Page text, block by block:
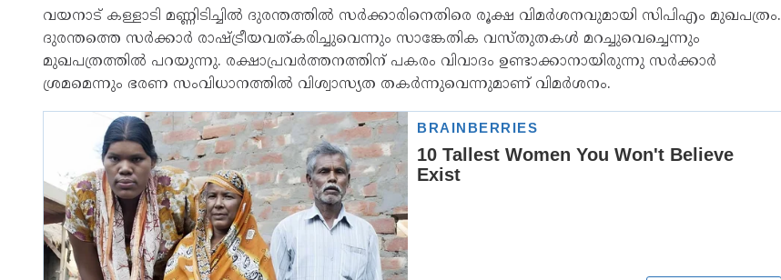
വയനാട് കള്ളാടി മണ്ണിടിച്ചില്‍ ദുരന്തത്തില്‍ സര്‍ക്കാരിനെതിരെ രൂക്ഷ വിമര്‍ശനവുമായി സിപിഎം മുഖപത്രം.
ദുരന്തത്തെ സര്‍ക്കാര്‍ രാഷ്ട്രീയവത്കരിച്ചുവെന്നും സാങ്കേതിക വസ്തുതകള്‍ മറച്ചുവെച്ചെന്നും
മുഖപത്രത്തില്‍ പറയുന്നു. രക്ഷാപ്രവര്‍ത്തനത്തിന് പകരം വിവാദം ഉണ്ടാക്കാനായിരുന്നു സര്‍ക്കാര്‍
ശ്രമമെന്നും ഭരണ സംവിധാനത്തില്‍ വിശ്വാസ്യത തകര്‍ന്നുവെന്നുമാണ് വിമര്‍ശനം.